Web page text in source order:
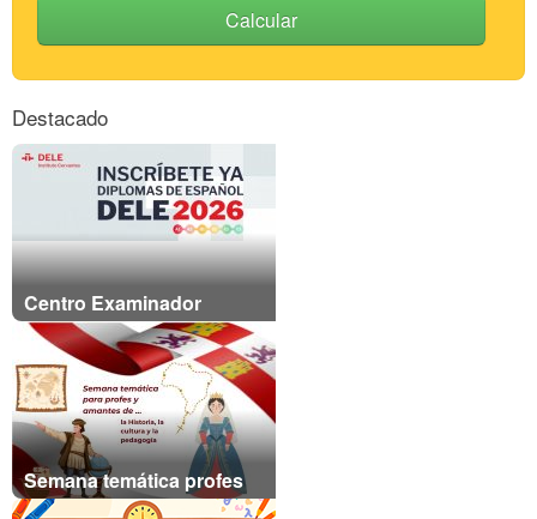
Calcular
Destacado
Centro Examinador
Semana temática profes